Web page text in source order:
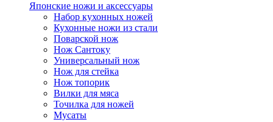
Японские ножи и аксессуары
Набор кухонных ножей
Кухонные ножи из стали
Поварской нож
Нож Сантоку
Универсальный нож
Нож для стейка
Нож топорик
Вилки для мяса
Точилка для ножей
Мусаты